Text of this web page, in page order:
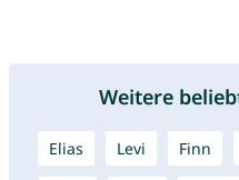
Weitere
Elias Levi Finn